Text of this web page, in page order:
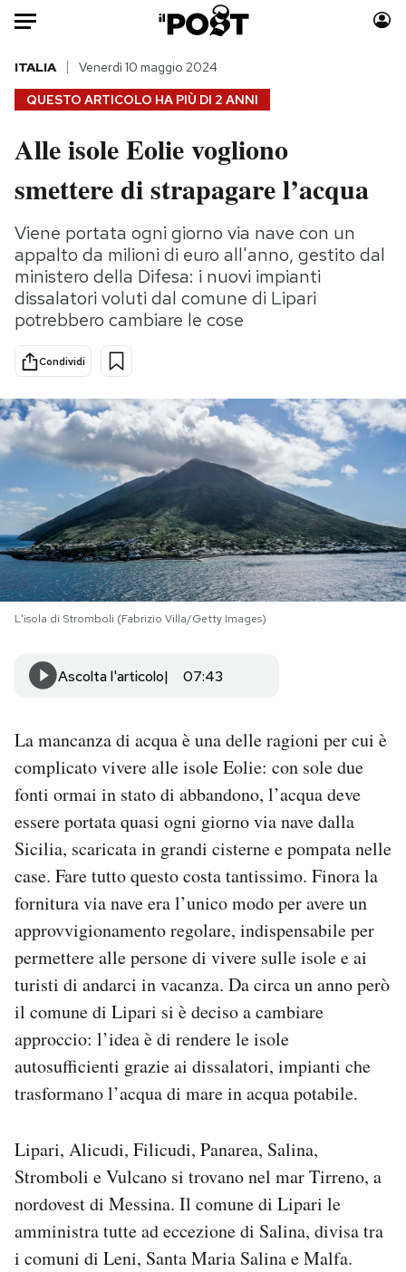
Auto
HOME
Italia
Politica
Tecnologia
Internet
Scienza
Cultura
Sport
Moda
Consumismi
Storie/Idee
Ok Boomer!
Media
Europa
PODCAST
NEWSLETTER
I MIEI PREFERITI
SHOP
CALENDARIO
AREA PERSONALE
Area Personale
Newsletter
Notifiche mobile
Regala il Post
Hai bisogno di aiuto?
QUESTO ARTICOLO HA PIÙ DI 2 ANNI
ITALIA Venerdì 10 maggio 2024
Alle isole Eolie vogliono
smettere di strapagare l’acqua
Viene portata ogni giorno via nave con un
appalto da milioni di euro all'anno, gestito dal
ministero della Difesa: i nuovi impianti
dissalatori voluti dal comune di Lipari
potrebbero cambiare le cose
Condividi
L'isola di Stromboli (Fabrizio Villa/Getty Images)
Ascolta l'articolo 07:43
La mancanza di acqua è una delle ragioni per cui è
complicato vivere alle isole Eolie: con sole due
fonti ormai in stato di abbandono, l’acqua deve
essere portata quasi ogni giorno via nave dalla
Sicilia, scaricata in grandi cisterne e pompata nelle
case. Fare tutto questo costa tantissimo. Finora la
fornitura via nave era l’unico modo per avere un
approvvigionamento regolare, indispensabile per
permettere alle persone di vivere sulle isole e ai
turisti di andarci in vacanza. Da circa un anno però
il comune di Lipari si è deciso a cambiare
approccio: l’idea è di rendere le isole
autosufficienti grazie ai dissalatori, impianti che
trasformano l’acqua di mare in acqua potabile.
Lipari, Alicudi, Filicudi, Panarea, Salina,
Stromboli e Vulcano si trovano nel mar Tirreno, a
nordovest di Messina. Il comune di Lipari le
amministra tutte ad eccezione di Salina, divisa tra
i comuni di Leni, Santa Maria Salina e Malfa.